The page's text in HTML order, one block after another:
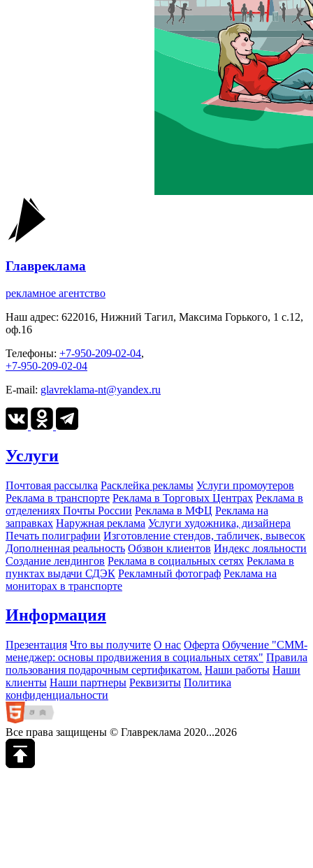
Главреклама
рекламное агентство
Наш адрес: 622016, Нижний Тагил, Максима Горького, 1 c.12,
оф.16
Телефоны: +7-950-209-02-04,
+7-950-209-02-04
E-mail: glavreklama-nt@yandex.ru
Услуги
Почтовая рассылка Расклейка рекламы Услуги промоутеров
Реклама в транспорте Реклама в Торговых Центрах Реклама в
отделениях Почты России Реклама в МФЦ Реклама на
заправках Наружная реклама Услуги художника, дизайнера
Печать полиграфии Изготовление стендов, табличек, вывесок
Дополненная реальность Обзвон клиентов Индекс лояльности
Создание лендингов Реклама в социальных сетях Реклама в
пунктах выдачи СДЭК Рекламный фотограф Реклама на
мониторах в транспорте
Информация
Презентация Что вы получите О нас Оферта Обучение "СМM-
менеджер: основы продвижения в социальных сетях" Правила
пользования подарочным сертификатом. Наши работы Наши
клиенты Наши партнеры Реквизиты Политика
конфиденциальности
Все права защищены © Главреклама 2020...2026